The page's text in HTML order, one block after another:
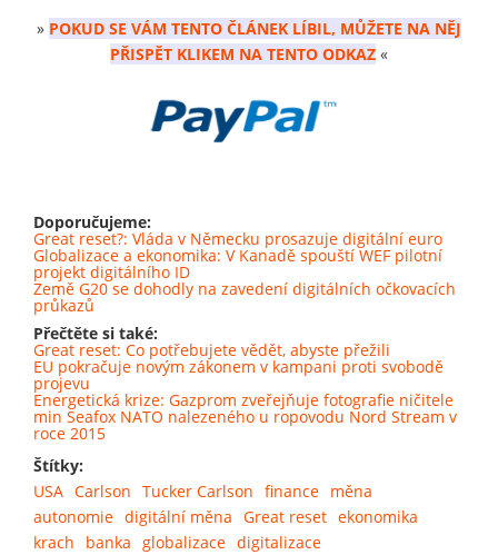
» POKUD SE VÁM TENTO ČLÁNEK LÍBIL, MŮŽETE NA NĚJ
PŘISPĚT KLIKEM NA TENTO ODKAZ «
Doporučujeme:
Great reset?: Vláda v Německu prosazuje digitální euro
Globalizace a ekonomika: V Kanadě spouští WEF pilotní
projekt digitálního ID
Země G20 se dohodly na zavedení digitálních očkovacích
průkazů
Přečtěte si také:
Great reset: Co potřebujete vědět, abyste přežili
EU pokračuje novým zákonem v kampani proti svobodě
projevu
Energetická krize: Gazprom zveřejňuje fotografie ničitele
min Seafox NATO nalezeného u ropovodu Nord Stream v
roce 2015
Štítky:
USA Carlson Tucker Carlson finance měna
autonomie digitální měna Great reset ekonomika
krach
banka globalizace digitalizace